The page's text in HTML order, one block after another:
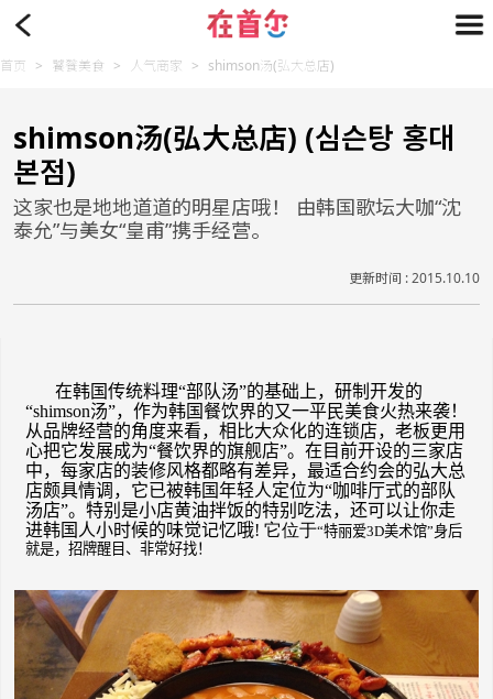
首页 > 饕餮美食 > 人气商家 > shimson汤(弘大总店)
shimson汤(弘大总店) (심슨탕 홍대
본점)
这家也是地地道道的明星店哦！ 由韩国歌坛大咖“沈
泰允”与美女“皇甫”携手经营。
更新时间 : 2015.10.10
在韩国传统料理“部队汤”的基础上，研制开发的
“shimson汤”，作为韩国餐饮界的又一平民美食火热来袭！
从品牌经营的角度来看，相比大众化的连锁店，老板更用
心把它发展成为“餐饮界的旗舰店”。在目前开设的三家店
中，每家店的装修风格都略有差异，最适合约会的弘大总
店颇具情调，它已被韩国年轻人定位为“咖啡厅式的部队
汤店”。特别是小店黄油拌饭的特别吃法，还可以让你走
进韩国人小时候的味觉记忆哦! 它位于“特丽爱3D美术馆”身后
就是，招牌醒目、非常好找！